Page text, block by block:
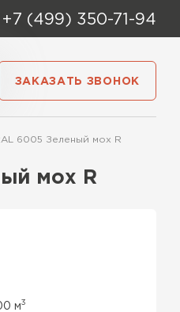
+7 (499) 350-71-94
ЗАКАЗАТЬ ЗВОНОК
6005 Зеленый мох R
мох R
м3